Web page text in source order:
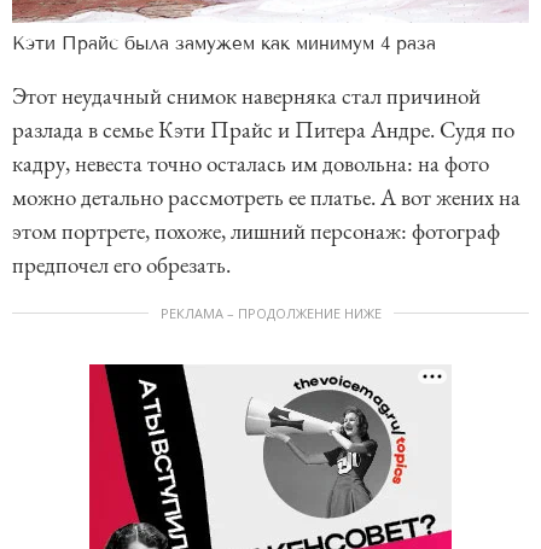
Кэти Прайс была замужем как минимум 4 раза
Этот неудачный снимок наверняка стал причиной
разлада в семье Кэти Прайс и Питера Андре. Судя по
кадру, невеста точно осталась им довольна: на фото
можно детально рассмотреть ее платье. А вот жених на
этом портрете, похоже, лишний персонаж: фотограф
предпочел его обрезать.
РЕКЛАМА – ПРОДОЛЖЕНИЕ НИЖЕ